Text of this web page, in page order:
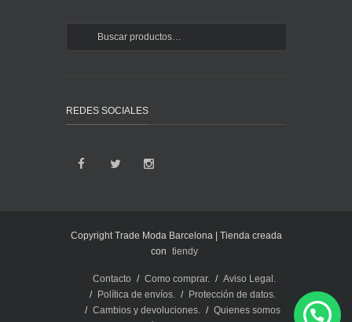
REDES SOCIALES
Copyright Trade Moda Barcelona | Tienda creada
con tiendy
Contacto Como comprar.
Aviso Legal.
Política de envíos.
Protección de datos.
Cambios y devoluciones.
Quienes somos